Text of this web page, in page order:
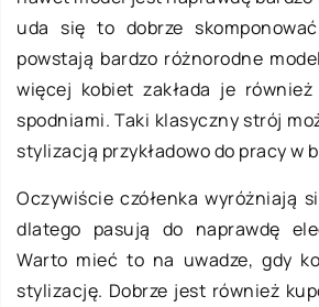
uda się to dobrze
powstają bardzo różnorodne
więcej kobiet zakłada je
spodniami. Taki klasyczny strój
stylizacją przykładowo do pracy w
Oczywiście czółenka wyróżniają
dlatego pasują do naprawdę
Warto mieć to na uwadze, gdy
stylizację. Dobrze jest również